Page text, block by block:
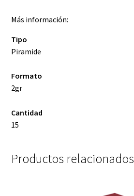
Más información:
Tipo
Piramide
Formato
2gr
Cantidad
15
Productos relacionados